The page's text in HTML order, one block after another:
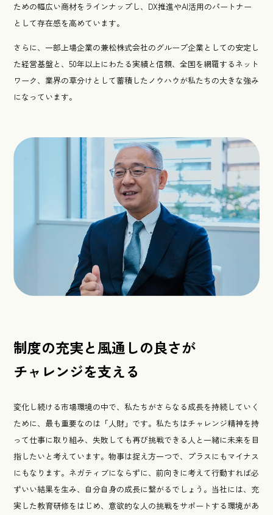
ための幅広い商材をラインナップし、DX推進やAI活用のパートナー
として存在感を高めています。
さらに、一部上場企業の兼松株式会社のグループ企業としての安定し
た経営基盤と、50年以上にわたる実績と信頼、全国を網羅するネット
ワーク、業界の草分けとして蓄積したノウハウが私たちの大きな強み
になっています。
制度の充実と風通しの良さが
チャレンジを支える
変化し続ける市場環境の中で、私たちがさらなる成長を持続していく
ために、最も重要なのは「人財」です。私たちはチャレンジ精神を持
って仕事に取り組み、失敗しても再び挑戦できる人と一緒に未来を目
指したいと考えています。物事は捉え方一つで、プラスにもマイナス
にもなります。ネガティブにならずに、前向きに考えて行動すれば必
ずいい結果を生み、自分自身の成長に繋がるでしょう。当社には、充
実した教育研修をはじめ、意欲的な人の挑戦をサポートする環境があ